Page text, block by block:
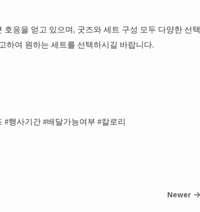
응을 얻고 있으며, 굿즈와 세트 구성 모두 다양한 선택
하여 원하는 세트를 선택하시길 바랍니다.
행사기간 #배달가능여부 #칼로리
Newer